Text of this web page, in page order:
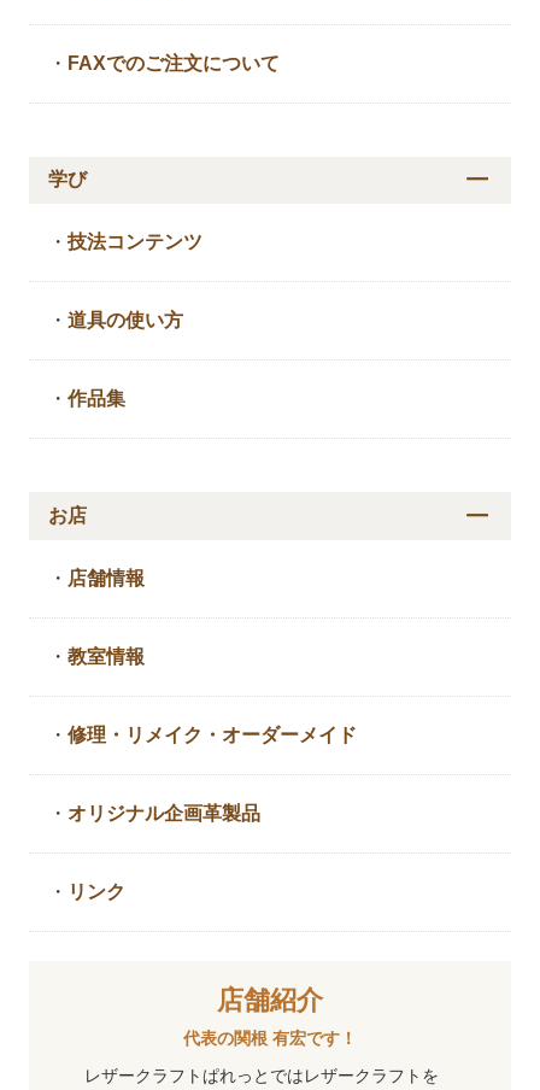
・ FAXでのご注文について
学び
・技法コンテンツ
・道具の使い方
・作品集
お店
・ 店舗情報
・教室情報
・修理・リメイク・ オーダーメイド
・ オリジナル企画革製品
・ リンク
店舗紹介
代表の関根 有宏です！
レザークラフトぱれっとではレザークラフトを